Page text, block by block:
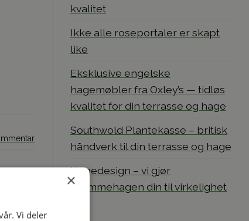
kvalitet
Ikke alle roseportaler er skapt
like
Eksklusive engelske
hagemøbler fra Oxley’s — tidløs
kvalitet for din terrasse og hage
Southwold Plantekasse – britisk
håndverk til din terrasse og hage
Hagedesign – vi gjør
drømmehagen din til virkelighet
×
Vi deler